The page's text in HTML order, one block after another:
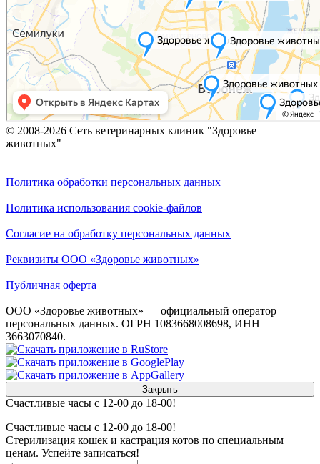
© 2008-2026 Сеть ветеринарных клиник "Здоровье
животных"
Политика обработки персональных данных
Политика использования cookie-файлов
Согласие на обработку персональных данных
Реквизиты ООО «Здоровье животных»
Публичная оферта
ООО «Здоровье животных» — официальный оператор
персональных данных. ОГРН 1083668008698, ИНН
3663070840.
Закрыть
Счастливые часы с 12-00 до 18-00!
Счастливые часы с 12-00 до 18-00!
Стерилизация кошек и кастрация котов по специальным
ценам. Успейте записаться!